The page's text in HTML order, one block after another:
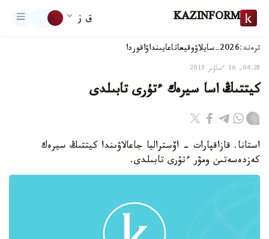
KAZINFORM ق ز
ترەند:2026-سايلاۋ وقيعاتاعايىنداۋاقوردا
04:28, 16 ءساۋىر 2015
كيتتىڭ اسا سيرەك ءتۇرى تابىلدى
استانا. قازاقپارات - اۆستراليا جاعالاۋىندا كيتتىڭ سيرەك
كەزدەسەتىن ومۋر ءتۇرى تابىلدى.